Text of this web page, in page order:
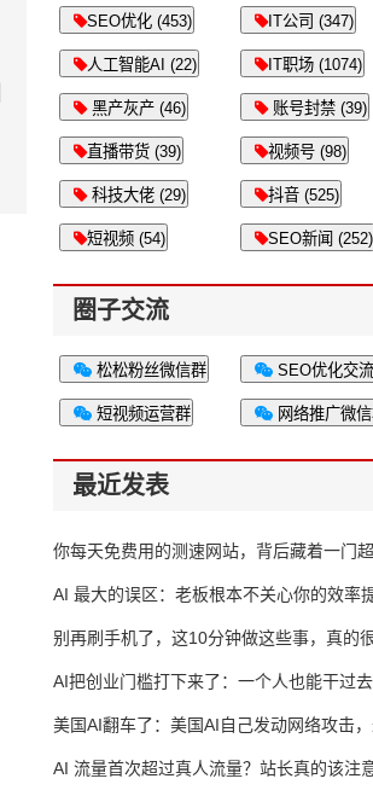
SEO优化 (453) IT公司 (347)
人工智能AI (22) IT职场 (1074)
黑产灰产 (46) 账号封禁 (39)
直播带货 (39) 视频号 (98)
科技大佬 (29) 抖音 (525)
短视频 (54) SEO新闻 (252)
圈子交流
松松粉丝微信群 SEO优化交
短视频运营群 网络推广微
最近发表
你每天免费用的测速网站，背后藏着一门
生意
AI 最大的误区：老板根本不关心你的效率
别再刷手机了，这10分钟做这些事，真的
AI把创业门槛打下来了：一个人也能干过
人的活
美国AI翻车了：美国AI自己发动网络攻击
竟然靠中国AI帮忙善后
AI 流量首次超过真人流量？站长真的该注